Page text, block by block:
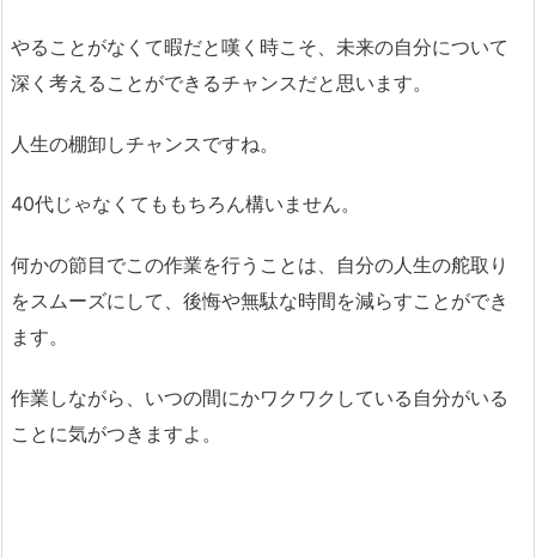
やることがなくて暇だと嘆く時こそ、未来の自分について
深く考えることができるチャンスだと思います。
人生の棚卸しチャンスですね。
40代じゃなくてももちろん構いません。
何かの節目でこの作業を行うことは、自分の人生の舵取り
をスムーズにして、後悔や無駄な時間を減らすことができ
ます。
作業しながら、いつの間にかワクワクしている自分がいる
ことに気がつきますよ。